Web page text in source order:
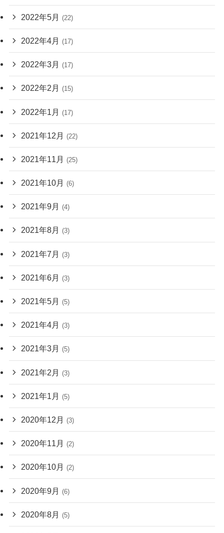
2022年5月 (22)
2022年4月 (17)
2022年3月 (17)
2022年2月 (15)
2022年1月 (17)
2021年12月 (22)
2021年11月 (25)
2021年10月 (6)
2021年9月 (4)
2021年8月 (3)
2021年7月 (3)
2021年6月 (3)
2021年5月 (5)
2021年4月 (3)
2021年3月 (5)
2021年2月 (3)
2021年1月 (5)
2020年12月 (3)
2020年11月 (2)
2020年10月 (2)
2020年9月 (6)
2020年8月 (5)